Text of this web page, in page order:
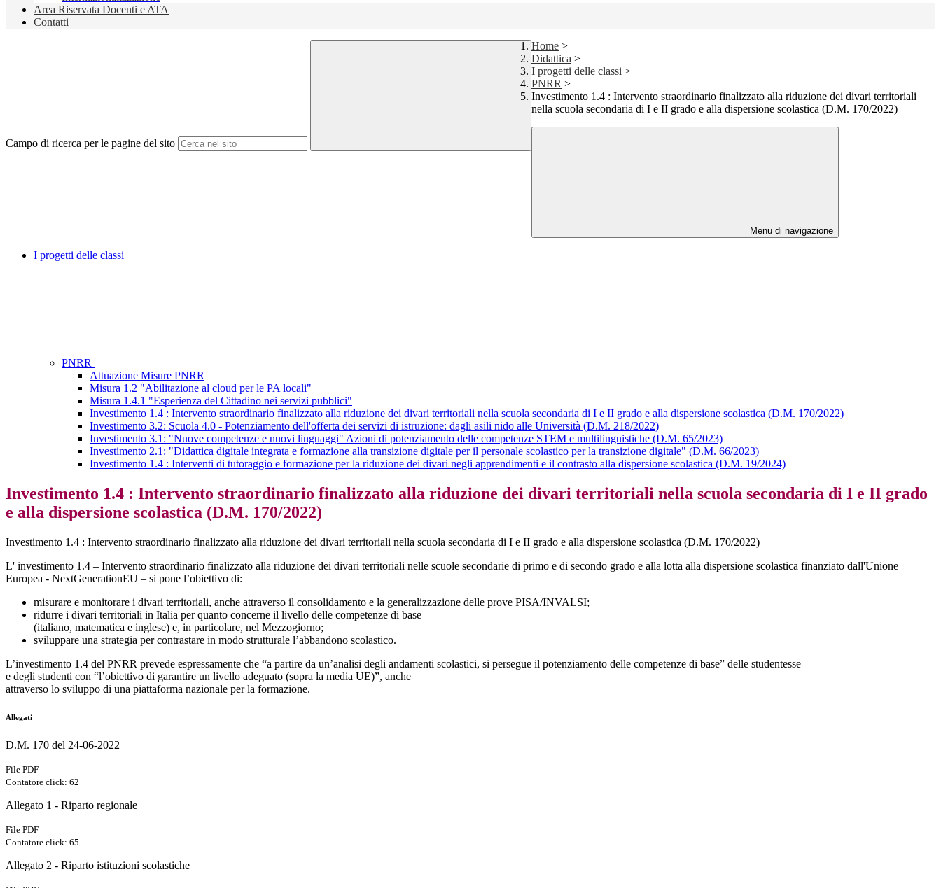
Area Riservata Docenti e ATA
Contatti
Campo di ricerca per le pagine del sito
Home >
Didattica >
I progetti delle classi >
PNRR >
Investimento 1.4 : Intervento straordinario finalizzato alla riduzione dei divari territoriali
nella scuola secondaria di I e II grado e alla dispersione scolastica (D.M. 170/2022)
Menu di navigazione
I progetti delle classi
PNRR
Attuazione Misure PNRR
Misura 1.2 "Abilitazione al cloud per le PA locali"
Misura 1.4.1 "Esperienza del Cittadino nei servizi pubblici"
Investimento 1.4 : Intervento straordinario finalizzato alla riduzione dei divari territoriali nella scuola secondaria di I e II grado e alla dispersione scolastica (D.M. 170/2022)
Investimento 3.2: Scuola 4.0 - Potenziamento dell'offerta dei servizi di istruzione: dagli asili nido alle Università (D.M. 218/2022)
Investimento 3.1: "Nuove competenze e nuovi linguaggi" Azioni di potenziamento delle competenze STEM e multilinguistiche (D.M. 65/2023)
Investimento 2.1: "Didattica digitale integrata e formazione alla transizione digitale per il personale scolastico per la transizione digitale" (D.M. 66/2023)
Investimento 1.4 : Interventi di tutoraggio e formazione per la riduzione dei divari negli apprendimenti e il contrasto alla dispersione scolastica (D.M. 19/2024)
Investimento 1.4 : Intervento straordinario finalizzato alla riduzione dei divari territoriali nella scuola secondaria di I e II grado
e alla dispersione scolastica (D.M. 170/2022)
Investimento 1.4 : Intervento straordinario finalizzato alla riduzione dei divari territoriali nella scuola secondaria di I e II grado e alla dispersione scolastica (D.M. 170/2022)
L' investimento 1.4 – Intervento straordinario finalizzato alla riduzione dei divari territoriali nelle scuole secondarie di primo e di secondo grado e alla lotta alla dispersione scolastica finanziato dall'Unione
Europea - NextGenerationEU – si pone l’obiettivo di:
misurare e monitorare i divari territoriali, anche attraverso il consolidamento e la generalizzazione delle prove PISA/INVALSI;
ridurre i divari territoriali in Italia per quanto concerne il livello delle competenze di base
(italiano, matematica e inglese) e, in particolare, nel Mezzogiorno;
sviluppare una strategia per contrastare in modo strutturale l’abbandono scolastico.
L’investimento 1.4 del PNRR prevede espressamente che “a partire da un’analisi degli andamenti scolastici, si persegue il potenziamento delle competenze di base” delle studentesse
e degli studenti con “l’obiettivo di garantire un livello adeguato (sopra la media UE)”, anche
attraverso lo sviluppo di una piattaforma nazionale per la formazione.
Allegati
D.M. 170 del 24-06-2022
File PDF
Contatore click: 62
Allegato 1 - Riparto regionale
File PDF
Contatore click: 65
Allegato 2 - Riparto istituzioni scolastiche